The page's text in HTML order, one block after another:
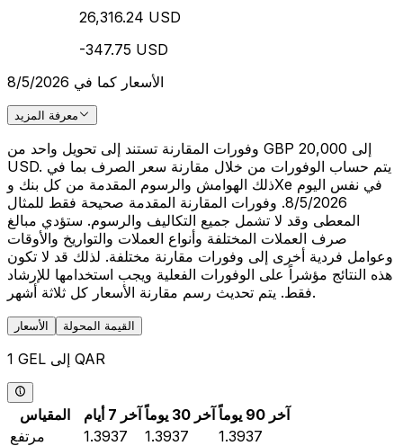
26,316.24 USD
-347.75 USD
الأسعار كما في 8/5/2026
معرفة المزيد
وفورات المقارنة تستند إلى تحويل واحد من GBP 20,000 إلى
USD. يتم حساب الوفورات من خلال مقارنة سعر الصرف بما في
ذلك الهوامش والرسوم المقدمة من كل بنك وXe في نفس اليوم
8/5/2026. وفورات المقارنة المقدمة صحيحة فقط للمثال
المعطى وقد لا تشمل جميع التكاليف والرسوم. ستؤدي مبالغ
صرف العملات المختلفة وأنواع العملات والتواريخ والأوقات
وعوامل فردية أخرى إلى وفورات مقارنة مختلفة. لذلك قد لا تكون
هذه النتائج مؤشراً على الوفورات الفعلية ويجب استخدامها للإرشاد
فقط. يتم تحديث رسم مقارنة الأسعار كل ثلاثة أشهر.
الأسعار القيمة المحولة
1 GEL إلى QAR
المقياس آخر 7 أيام آخر 30 يوماً
آخر 90 يوماً
مرتفع
1.3937 1.3937
1.3937